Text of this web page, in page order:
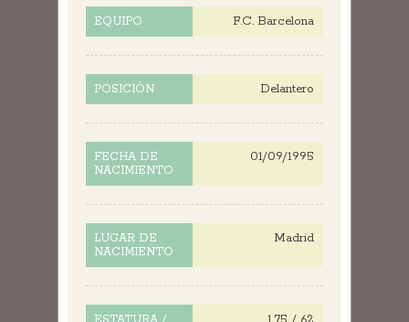
EQUIPO F.C. Barcelona
POSICIÓN Delantero
FECHA DE
NACIMIENTO
01/09/1995
LUGAR DE
NACIMIENTO
Madrid